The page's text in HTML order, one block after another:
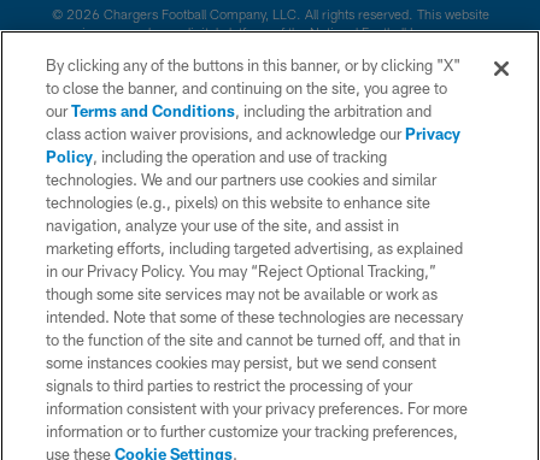
© 2026 Chargers Football Company, LLC. All rights reserved. This website
is managed on a digital platform of the National Football League.
CONTACT US
WEBSITE ACCESSIBILITY
TERMS AND CONDITIONS
PRIVACY POLICY
SITE MAP
AD CHOICES
YOUR PRIVACY CHOICES
COOKIE SETTINGS
PREFERENCE CENTER
By clicking any of the buttons in this banner, or by clicking "X"
to close the banner, and continuing on the site, you agree to
ourTerms and Conditions, including the arbitration and
class action waiver provisions, and acknowledge ourPrivacy
Policy, including the operation and use of tracking
technologies. We and our partners use cookies and similar
technologies (e.g., pixels) on this website to enhance site
navigation, analyze your use of the site, and assist in
marketing efforts, including targeted advertising, as explained
in our Privacy Policy. You may “Reject Optional Tracking,”
though some site services may not be available or work as
intended. Note that some of these technologies are necessary
to the function of the site and cannot be turned off, and that in
some instances cookies may persist, but we send consent
signals to third parties to restrict the processing of your
information consistent with your privacy preferences. For more
information or to further customize your tracking preferences,
use theseCookie Settings.